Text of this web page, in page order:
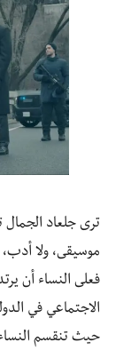
ترى جلعاد
موسيقى، ولا
فعلى النساء أن
الاجتماعي في
حيث تنقسم